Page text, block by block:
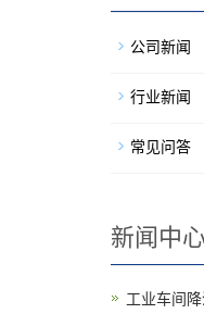
公司新闻
行业新闻
常见问答
新闻中心
工业车间